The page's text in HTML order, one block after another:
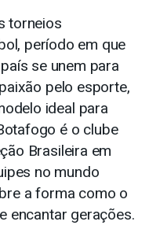
torneios
período em que
se unem para
pelo esporte,
ideal para
é o clube
Brasileira em
no mundo
a forma como o
encantar gerações.